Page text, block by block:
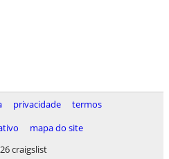
privacidade
termos
mapa do site
craigslist